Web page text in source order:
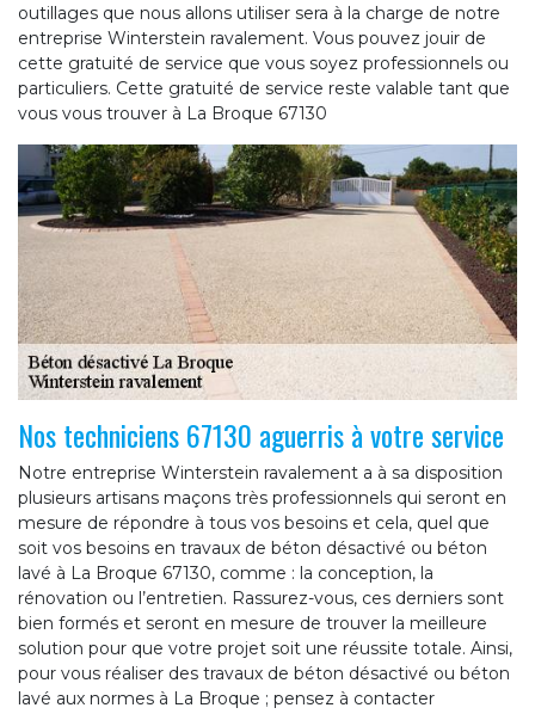
outillages que nous allons utiliser sera à la charge de notre
entreprise Winterstein ravalement. Vous pouvez jouir de
cette gratuité de service que vous soyez professionnels ou
particuliers. Cette gratuité de service reste valable tant que
vous vous trouver à La Broque 67130
Nos techniciens 67130 aguerris à votre service
Notre entreprise Winterstein ravalement a à sa disposition
plusieurs artisans maçons très professionnels qui seront en
mesure de répondre à tous vos besoins et cela, quel que
soit vos besoins en travaux de béton désactivé ou béton
lavé à La Broque 67130, comme : la conception, la
rénovation ou l’entretien. Rassurez-vous, ces derniers sont
bien formés et seront en mesure de trouver la meilleure
solution pour que votre projet soit une réussite totale. Ainsi,
pour vous réaliser des travaux de béton désactivé ou béton
lavé aux normes à La Broque ; pensez à contacter